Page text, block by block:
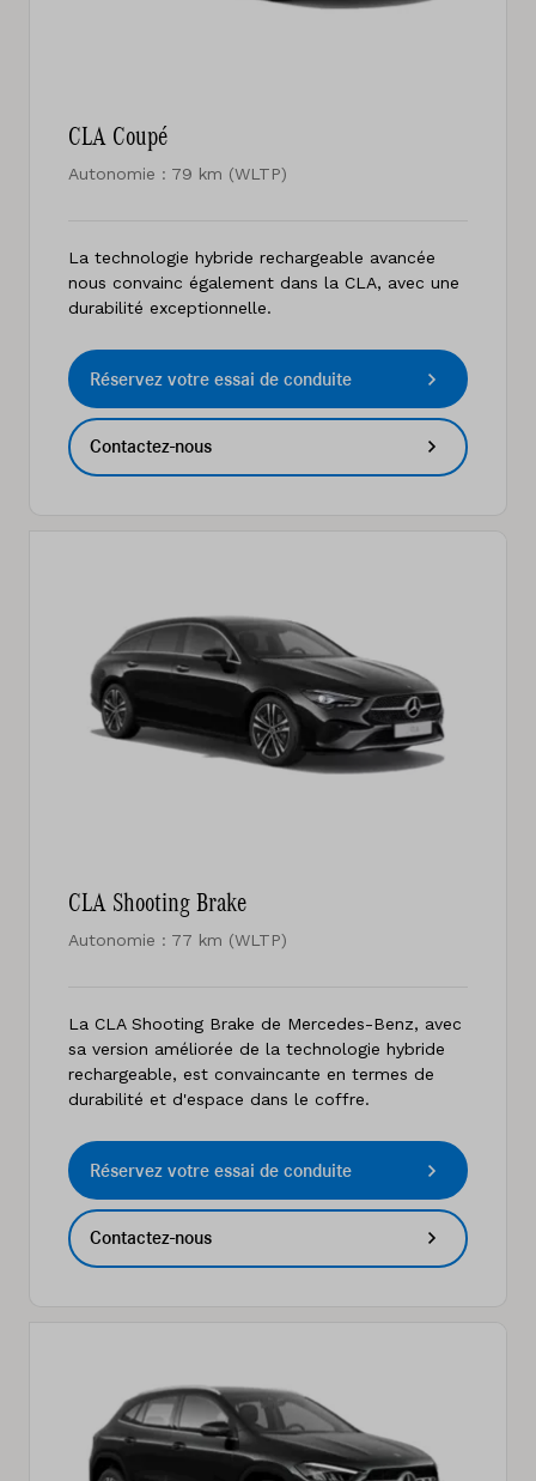
CLA Coupé
Autonomie : 79 km (WLTP)
La technologie hybride rechargeable avancée
nous convainc également dans la CLA, avec une
durabilité exceptionnelle.
Réservez votre essai de conduite
Contactez-nous
CLA Shooting Brake
Autonomie : 77 km (WLTP)
La CLA Shooting Brake de Mercedes-Benz, avec
sa version améliorée de la technologie hybride
rechargeable, est convaincante en termes de
durabilité et d'espace dans le coffre.
Réservez votre essai de conduite
Contactez-nous